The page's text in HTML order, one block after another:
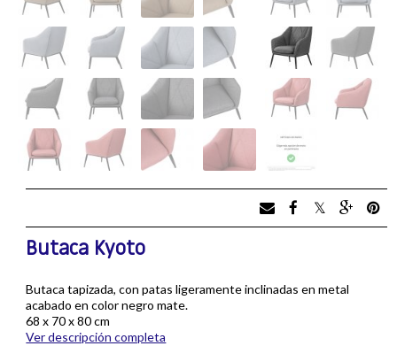
Butaca Kyoto
Butaca tapizada, con patas ligeramente inclinadas en metal
acabado en color negro mate.
68 x 70 x 80 cm
Ver descripción completa